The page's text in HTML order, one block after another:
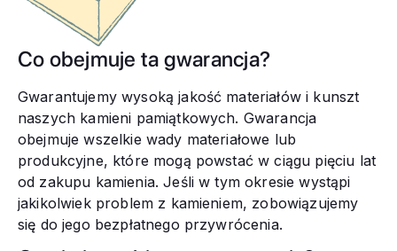
Co obejmuje ta gwarancja?
Gwarantujemy wysoką jakość materiałów i kunszt
naszych kamieni pamiątkowych. Gwarancja
obejmuje wszelkie wady materiałowe lub
produkcyjne, które mogą powstać w ciągu pięciu lat
od zakupu kamienia. Jeśli w tym okresie wystąpi
jakikolwiek problem z kamieniem, zobowiązujemy
się do jego bezpłatnego przywrócenia.